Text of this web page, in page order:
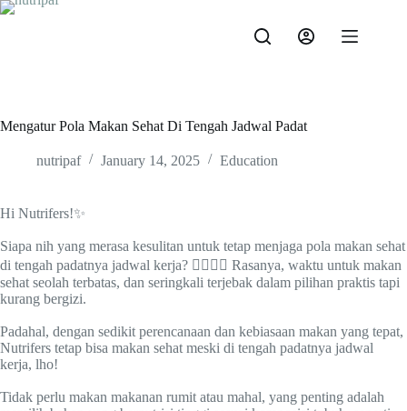
Mengatur Pola Makan Sehat Di Tengah Jadwal Padat
nutripaf January 14, 2025 Education
Hi Nutrifers!✨
Siapa nih yang merasa kesulitan untuk tetap menjaga pola makan sehat
di tengah padatnya jadwal kerja? 🙋‍♀️🙋‍♂️ Rasanya, waktu untuk makan
sehat seolah terbatas, dan seringkali terjebak dalam pilihan praktis tapi
kurang bergizi.
Padahal, dengan sedikit perencanaan dan kebiasaan makan yang tepat,
Nutrifers tetap bisa makan sehat meski di tengah padatnya jadwal
kerja, lho!
Tidak perlu makan makanan rumit atau mahal, yang penting adalah